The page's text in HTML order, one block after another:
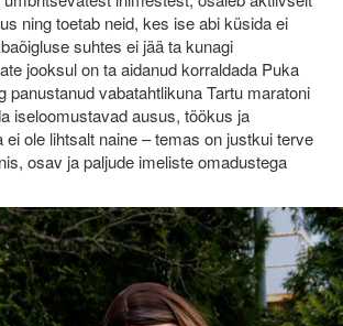
ning toetab neid, kes ise abi küsida ei
suhtes ei jää ta kunagi
jooksul on ta aidanud korraldada Puka
panustanud vabatahtlikuna Tartu maratoni
iseloomustavad ausus, töökus ja
ei ole lihtsalt naine – temas on justkui terve
osav ja paljude imeliste omadustega